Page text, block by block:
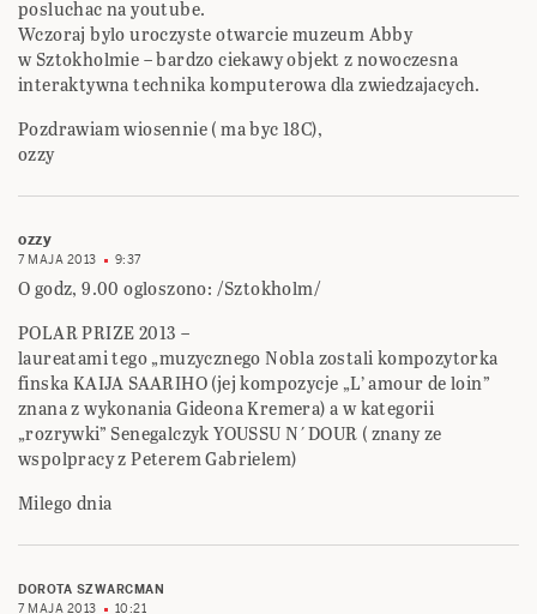
posluchac na youtube.
Wczoraj bylo uroczyste otwarcie muzeum Abby
w Sztokholmie – bardzo ciekawy objekt z nowoczesna
interaktywna technika komputerowa dla zwiedzajacych.
Pozdrawiam wiosennie ( ma byc 18C),
ozzy
ozzy
7 MAJA 2013 9:37
O godz, 9.00 ogloszono: /Sztokholm/
POLAR PRIZE 2013 –
laureatami tego „muzycznego Nobla zostali kompozytorka
finska KAIJA SAARIHO (jej kompozycje „L’ amour de loin”
znana z wykonania Gideona Kremera) a w kategorii
„rozrywki” Senegalczyk YOUSSU N´DOUR ( znany ze
wspolpracy z Peterem Gabrielem)
Milego dnia
DOROTA SZWARCMAN
7 MAJA 2013
10:21